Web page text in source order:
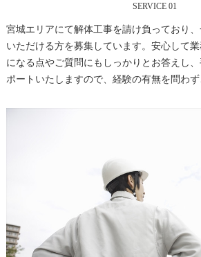
SERVICE 01
宮城エリアにて解体工事を請け負っており
いただける方を募集しています。安心して
になる点やご質問にもしっかりとお答えし
ポートいたしますので、経験の有無を問わず